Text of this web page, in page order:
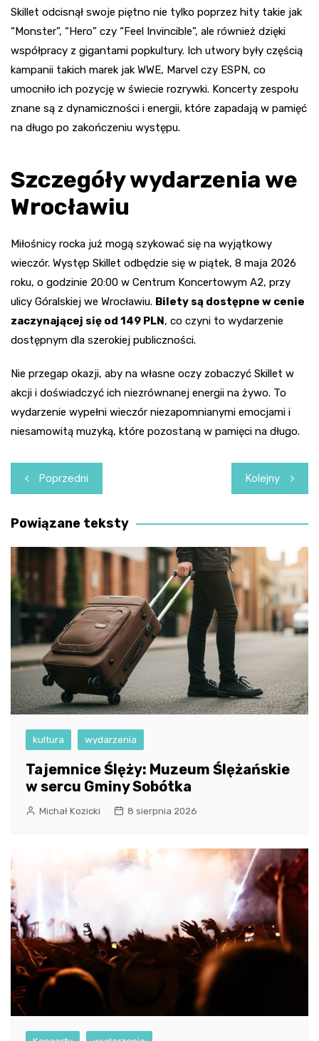
Skillet odcisnął swoje piętno nie tylko poprzez hity takie jak
“Monster”, “Hero” czy “Feel Invincible”, ale również dzięki
współpracy z gigantami popkultury. Ich utwory były częścią
kampanii takich marek jak WWE, Marvel czy ESPN, co
umocniło ich pozycję w świecie rozrywki. Koncerty zespołu
znane są z dynamiczności i energii, które zapadają w pamięć
na długo po zakończeniu występu.
Szczegóły wydarzenia we
Wrocławiu
Miłośnicy rocka już mogą szykować się na wyjątkowy
wieczór. Występ Skillet odbędzie się w piątek, 8 maja 2026
roku, o godzinie 20:00 w Centrum Koncertowym A2, przy
ulicy Góralskiej we Wrocławiu. Bilety są dostępne w cenie
zaczynającej się od 149 PLN, co czyni to wydarzenie
dostępnym dla szerokiej publiczności.
Nie przegap okazji, aby na własne oczy zobaczyć Skillet w
akcji i doświadczyć ich niezrównanej energii na żywo. To
wydarzenie wypełni wieczór niezapomnianymi emocjami i
niesamowitą muzyką, które pozostaną w pamięci na długo.
Nawigacja
wpisu
Poprzedni Kolejny
Powiązane teksty
kultura wydarzenia
Tajemnice Ślęży: Muzeum Ślężańskie
w sercu Gminy Sobótka
Michał Kozicki 8 sierpnia 2026